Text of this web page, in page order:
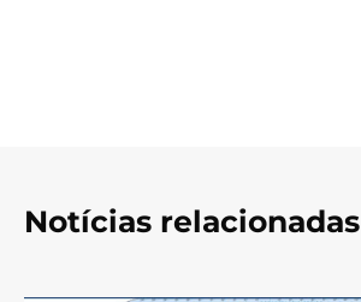
Notícias relacionadas